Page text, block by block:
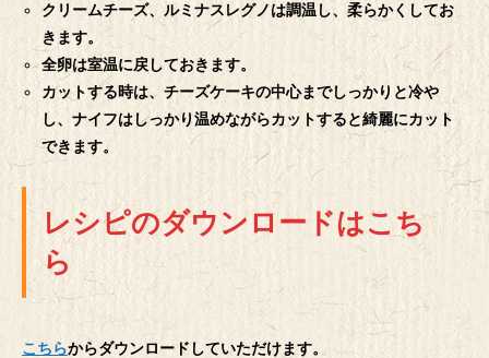
クリームチーズ、ルミナスレグノは調温し、柔らかくしてお
きます。
全卵は室温に戻しておきます。
カットする時は、チーズケーキの中心までしっかりと冷や
し、ナイフはしっかり温めながらカットすると綺麗にカット
できます。
レシピのダウンロードはこち
ら
こちらからダウンロードしていただけます。